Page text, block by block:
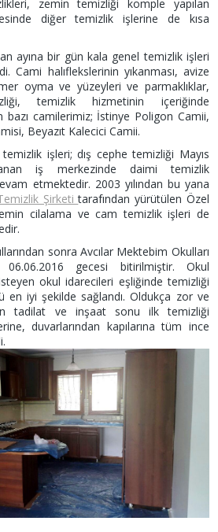
zemin temizliği komple yapılan
diğer temizlik işlerine de kısa
ayına bir gün kala genel temizlik işleri
Cami halıflekslerinin yıkanması, avize
oyma ve yüzeyleri ve parmaklıklar,
temizlik hizmetinin içeriğinde
camilerimiz; İstinye Poligon Camii,
Beyazıt Kalecici Camii.
işleri; dış cephe temizliği Mayıs
iş merkezinde daimi temizlik
etmektedir. 2003 yılından bu yana
Şirketitarafından yürütülen Özel
cilalama ve cam temizlik işleri de
sonra Avcılar Mektebim Okulları
gecesi bitirilmiştir. Okul
okul idarecileri eşliğinde temizliği
en iyi şekilde sağlandı. Oldukça zor ve
tadilat ve inşaat sonu ilk temizliği
duvarlarından kapılarına tüm ince